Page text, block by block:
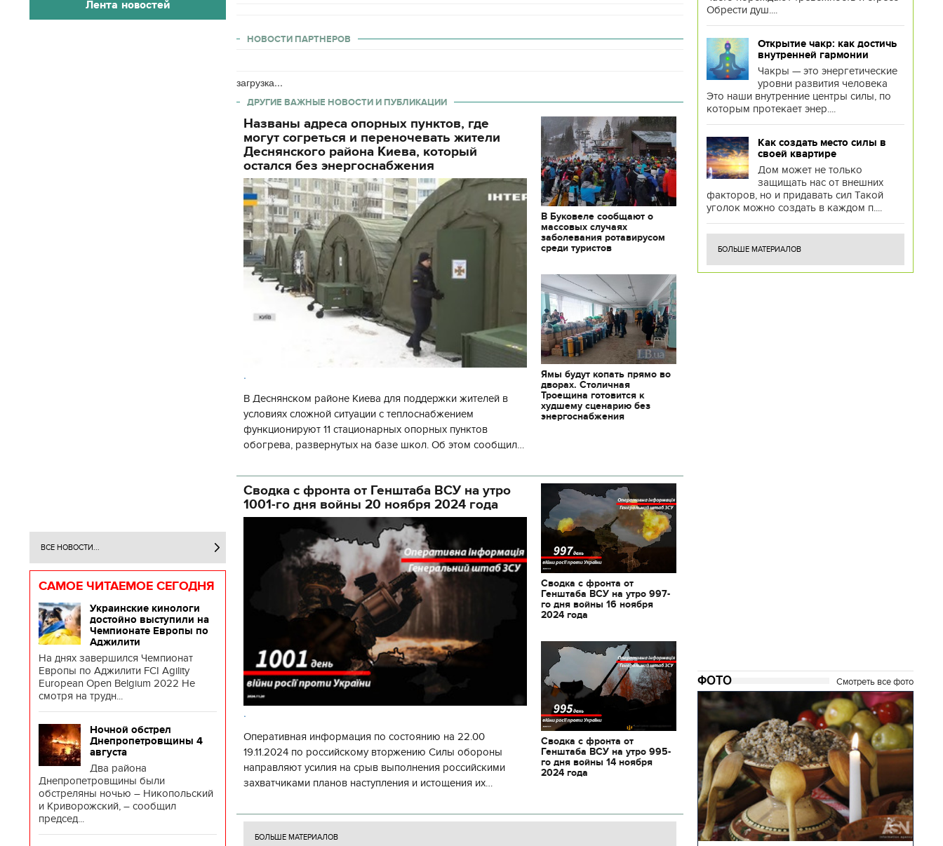
Лента новостей
ВСЕ НОВОСТИ...
САМОЕ ЧИТАЕМОЕ СЕГОДНЯ
Украинские кинологи
достойно выступили на
Чемпионате Европы по
Аджилити
На днях завершился Чемпионат
Европы по Аджилити FCI Agility
European Open Belgium 2022 Не
смотря на трудн...
Ночной обстрел
Днепропетровщины 4
августа
Два района
Днепропетровщины были
обстреляны ночью – Никопольский
и Криворожский, – сообщил
председ...
НОВОСТИ ПАРТНЕРОВ
загрузка...
ДРУГИЕ ВАЖНЫЕ НОВОСТИ И ПУБЛИКАЦИИ
Названы адреса опорных пунктов, где
могут согреться и переночевать жители
Деснянского района Киева, который
остался без энергоснабжения
.
В Деснянском районе Киева для поддержки жителей в
условиях сложной ситуации с теплоснабжением
функционируют 11 стационарных опорных пунктов
обогрева, развернутых на базе школ. Об этом сообщил
государственной а
В Буковеле сообщают о
массовых случаях
заболевания ротавирусом
среди туристов
Ямы будут копать прямо во
дворах. Столичная
Троещина готовится к
худшему сценарию без
энергоснабжения
Сводка с фронта от Генштаба ВСУ на утро
1001-го дня войны 20 ноября 2024 года
.
Оперативная информация по состоянию на 22.00
19.11.2024 по российскому вторжению Силы обороны
направляют усилия на срыв выполнения российскими
захватчиками планов наступления и истощения их
боевых ст
Сводка с фронта от
Генштаба ВСУ на утро 997-
го дня войны 16 ноября
2024 года
Сводка с фронта от
Генштаба ВСУ на утро 995-
го дня войны 14 ноября
2024 года
БОЛЬШЕ МАТЕРИАЛОВ
Обрести душ....
Открытие чакр: как достичь
внутренней гармонии
Чакры — это энергетические
уровни развития человека
Это наши внутренние центры силы, по
которым протекает энер....
Как создать место силы в
своей квартире
Дом может не только
защищать нас от внешних
факторов, но и придавать сил Такой
уголок можно создать в каждом п....
БОЛЬШЕ МАТЕРИАЛОВ
ФОТО Смотреть все фото